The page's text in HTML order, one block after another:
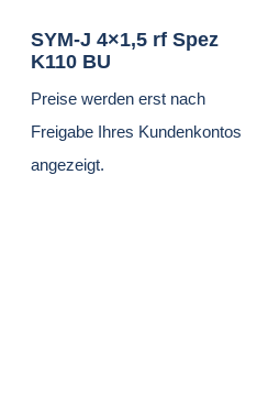
SYM-J 4×1,5 rf Spez
K110 BU
Preise werden erst nach
Freigabe Ihres Kundenkontos
angezeigt.